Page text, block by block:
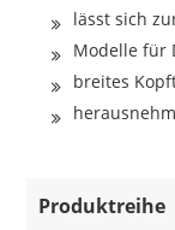
lässt sich
Modelle für
breites
Produktreihe